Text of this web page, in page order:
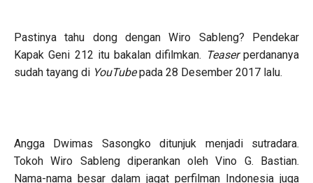
Pastinya tahu dong dengan Wiro Sableng? Pendekar
Kapak Geni 212 itu bakalan difilmkan. Teaserperdananya
sudah tayang di YouTubepada 28 Desember 2017 lalu.
Angga Dwimas Sasongko ditunjuk menjadi sutradara.
Tokoh Wiro Sableng diperankan oleh Vino G. Bastian.
Nama-nama besar dalam jagat perfilman Indonesia juga